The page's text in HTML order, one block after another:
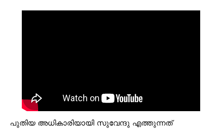
പുതിയ അധികാരിയായി സുവേന്ദു എത്തുന്നത്